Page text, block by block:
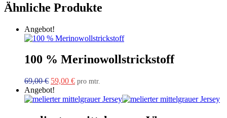
Ähnliche Produkte
Angebot!
100 % Merinowollstrickstoff
69,00€ Ursprünglicher
Preis
war:
59,00 €Aktueller
ist:
pro mtr.
Angebot!